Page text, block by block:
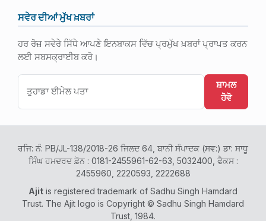
ਸਵੇਰ ਦੀਆਂ ਮੁੱਖ ਖ਼ਬਰਾਂ
ਹਰ ਰੋਜ਼ ਸਵੇਰੇ ਸਿੱਧੇ ਆਪਣੇ ਇਨਬਾਕਸ ਵਿੱਚ ਪ੍ਰਮੁੱਖ ਖ਼ਬਰਾਂ ਪ੍ਰਾਪਤ ਕਰਨ
ਲਈ ਸਬਸਕ੍ਰਾਈਬ ਕਰੋ।
ਸ਼ਾਮਲ
ਹੋਵੋ
ਰਜਿ: ਨੰ: PB/JL-138/2018-26 ਜਿਲਦ 64, ਬਾਨੀ ਸੰਪਾਦਕ (ਸਵ:) ਡਾ: ਸਾਧੂ
ਸਿੰਘ ਹਮਦਰਦ ਫ਼ੋਨ : 0181-2455961-62-63, 5032400, ਫੈਕਸ :
2455960, 2220593, 2222688
Ajit is registered trademark of Sadhu Singh Hamdard
Trust. The Ajit logo is Copyright © Sadhu Singh Hamdard
Trust, 1984.